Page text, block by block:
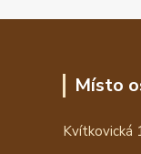
Místo
Kvítkovická